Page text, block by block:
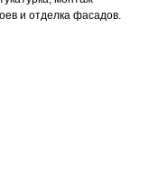
и отделка фасадов.